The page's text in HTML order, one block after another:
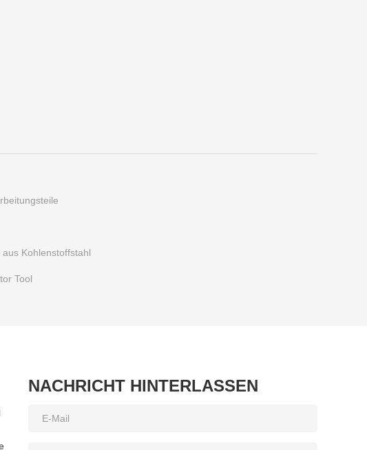
aus Kohlenstoffstahl
Tool
NACHRICHT HINTERLASSEN